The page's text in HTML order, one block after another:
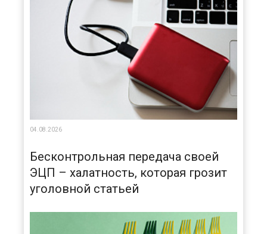
04.08.2026
Бесконтрольная передача своей
ЭЦП – халатность, которая грозит
уголовной статьей